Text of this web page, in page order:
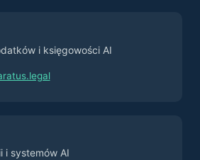
i księgowości AI
i systemów AI